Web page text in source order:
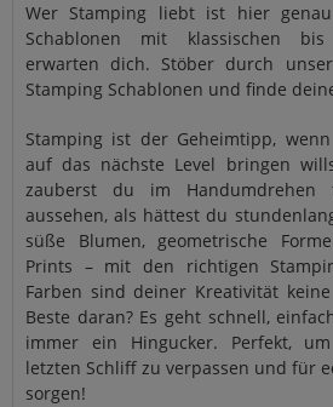
Wer Stamping liebt ist hier
Schablonen mit klassischen
erwarten dich. Stöber durch
Stamping Schablonen und finde
Stamping ist der Geheimtipp,
auf das nächste Level bringen
zauberst du im Handumdrehen
aussehen, als hättest du
süße Blumen, geometrische
Prints – mit den richtigen
Farben sind deiner Kreativität
Beste daran? Es geht schnell,
immer ein Hingucker. Perfekt,
letzten Schliff zu verpassen und für
sorgen!